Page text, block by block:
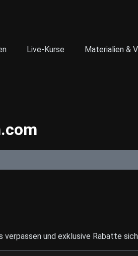
Live-Kurse Materialien &
und exklusive Rabatte